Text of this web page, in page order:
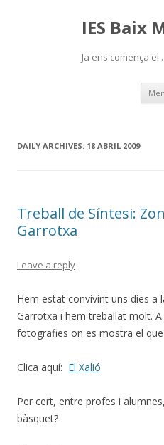
IES Baix
Ja ens comença el
DAILY ARCHIVES: 18 ABRIL 2009
Treball de Síntesi:
Garrotxa
Leave a reply
Hem estat convivint uns dies a
Garrotxa i hem treballat molt.
fotografies on es mostra el
Clica aquí: El Xalió
Per cert, entre profes i
bàsquet?